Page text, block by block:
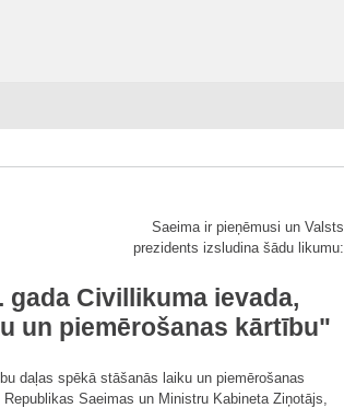
Saeima ir pieņēmusi un Valsts
prezidents izsludina šādu likumu:
Civillikuma ievada,
un piemērošanas kārtību"
daļas spēkā stāšanās laiku un piemērošanas
Saeimas un Ministru Kabineta Ziņotājs,